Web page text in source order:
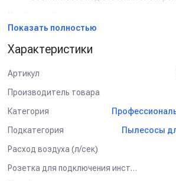
Гибкий всасывающий шланг с
Удлинительная трубка пластик, 3х0.3
Универсальная напольная насадка
малых колеса), рабочая ширина 300
Насадка-щётка полукруглая для
Щелевая насадка 125 мм.
Поворотные колеса малые (4 шт).
Поролоновая защита мотора от
Розетка для подключения
Показать полностью
Характеристики
Артикул
Производитель товара
Категория
Подкатегория
Пылесосы
Расход воздуха (л/сек)
Розетка для подключения инструмента